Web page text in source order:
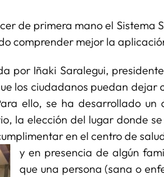
de primera mano el
comprender mejor la
por Iñaki Saralegui,
los ciudadanos puedan
ello, se ha desarrollado
la elección del lugar donde
en el centro de
y en presencia de algún
que una persona (sana o